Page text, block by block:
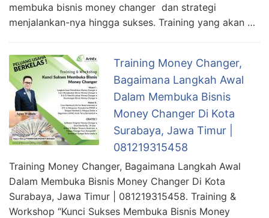
membuka bisnis money changer dan strategi
menjalankan-nya hingga sukses. Training yang akan …
Training Money Changer,
Bagaimana Langkah Awal
Dalam Membuka Bisnis
Money Changer Di Kota
Surabaya, Jawa Timur |
081219315458
Training Money Changer, Bagaimana Langkah Awal
Dalam Membuka Bisnis Money Changer Di Kota
Surabaya, Jawa Timur | 081219315458. Training &
Workshop “Kunci Sukses Membuka Bisnis Money